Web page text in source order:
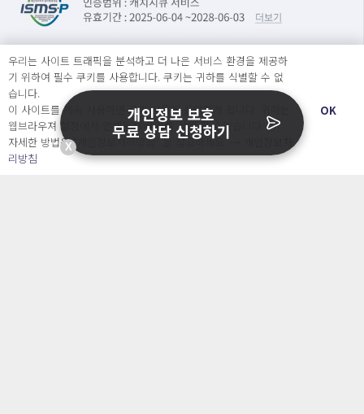
문의
서비스소개서 신청
도입문의
우리는 사이트 트래픽을 분석하고 더 나은 서비스 환경을 제공하
기 위하여 필수 쿠키를 사용합니다. 쿠키는 귀하를 식별할 수 없
습니다.
이 사이트를 계속 사용하면 쿠키 사용에 동의하게 됩니다. 귀하는
웹브라우져 설정에서 언제든지 쿠키를 삭제 할 수있습니다.
자세한 방법은 “개인정보처리방침” 을 참고하세요. →
리방침
OK
X
개인정보 보호
무료 상담 신청하기